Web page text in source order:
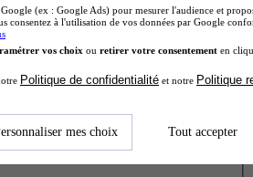
(ex : Google Ads) pour mesurer l'audience et
consentez à l'utilisation de vos données par Google
vos choix ou retirer votre consentement en
Politique de confidentialité et notre Politique
mes choix Tout accepter